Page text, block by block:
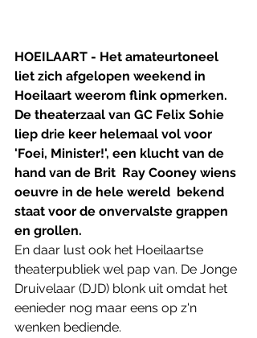
HOEILAART - Het amateurtoneel
liet zich afgelopen weekend in
Hoeilaart weerom flink opmerken.
De theaterzaal van GC Felix Sohie
liep drie keer helemaal vol voor
'Foei, Minister!', een klucht van de
hand van de Brit  Ray Cooney wiens
oeuvre in de hele wereld  bekend
staat voor de onvervalste grappen
en grollen.
En daar lust ook het Hoeilaartse
theaterpubliek wel pap van. De Jonge
Druivelaar (DJD) blonk uit omdat het
eenieder nog maar eens op z'n
wenken bediende.